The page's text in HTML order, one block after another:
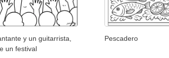
y un guitarrista,
un festival
Pescadero